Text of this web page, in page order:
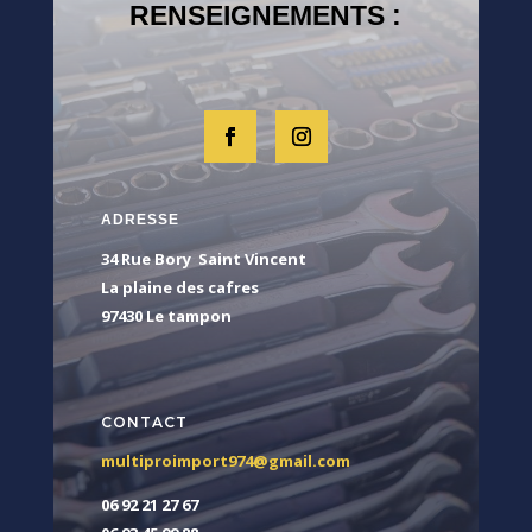
RENSEIGNEMENTS :
ADRESSE
34 Rue Bory Saint Vincent
La plaine des cafres
97430 Le tampon
CONTACT
multiproimport974@gmail.com
06 92 21 27 67